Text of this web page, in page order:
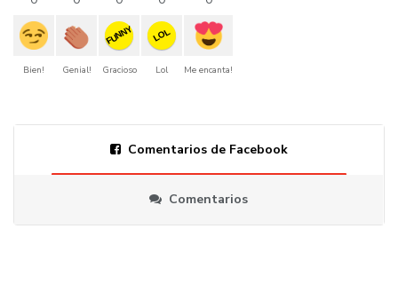
Bien! Genial!
FUNNY
Gracioso
LOL
Lol Me encanta!
Comentarios de Facebook
Comentarios